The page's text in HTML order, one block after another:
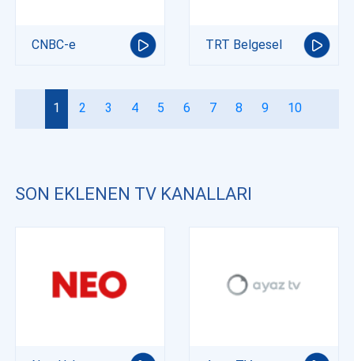
CNBC-e TRT Belgesel
1 2 3 4 5 6 7 8 9 10
SON EKLENEN TV KANALLARI